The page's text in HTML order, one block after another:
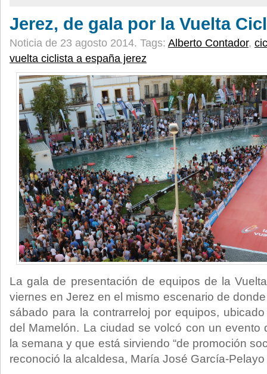
Jerez, de gala por la Vuelta
Noticia de 23 agosto 2014. Tags: Alberto Contador,
vuelta ciclista a españa jerez
La gala de presentación de equipos de la
viernes en Jerez en el mismo escenario de
sábado para la contrarreloj por equipos,
del Mamelón. La ciudad se volcó con un evento
la semana y que está sirviendo “de promoción
reconoció la alcaldesa, María José García-